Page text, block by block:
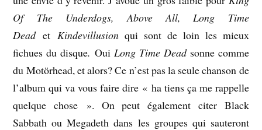
Of The Underdogs, Above All, Long Time
DeadetKindevillusionqui sont de loin les mieux
fichues du disque.OuiLong Time Deadsonne comme
du Motörhead, et alors? Ce n’est pas la seule chanson de
l’album qui va vous faire dire « ha tiens ça me rappelle
quelque chose ». On peut également citer Black
Sabbath ou Megadeth dans les groupes qui sauteront